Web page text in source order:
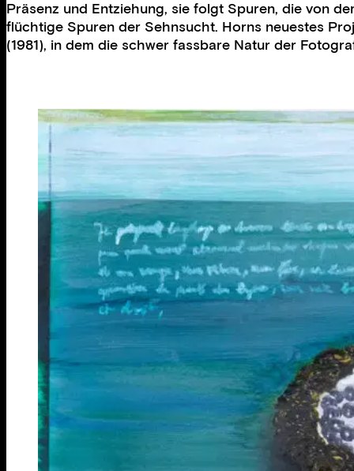
Präsenz und Entziehung, sie folgt Spuren, die von
flüchtige Spuren der Sehnsucht. Horns neuestes
(1981), in dem die schwer fassbare Natur der